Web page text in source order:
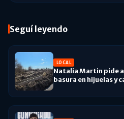
Seguí leyendo
LOCAL
Natalia Martin pide
basura en hijuelas y